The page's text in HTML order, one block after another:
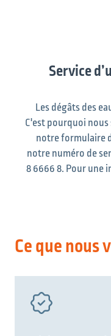
Service
Les dégâts des
C'est pourquoi
notre formulaire
notre numéro de
8 6666 8. Pour une
Ce que nous